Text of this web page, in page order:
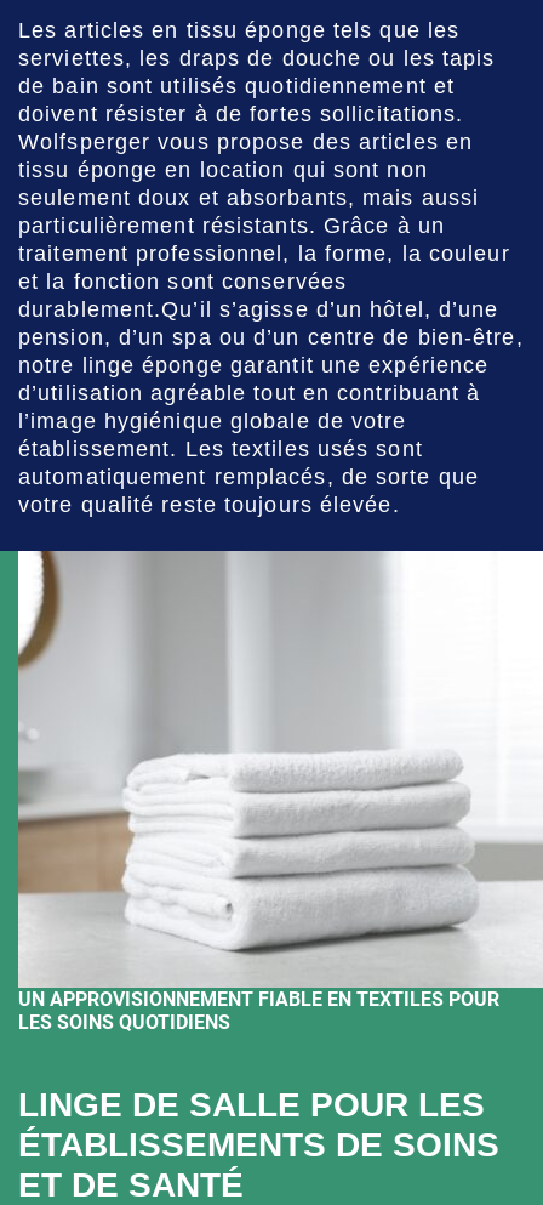
Les articles en tissu éponge tels que les
serviettes, les draps de douche ou les tapis
de bain sont utilisés quotidiennement et
doivent résister à de fortes sollicitations.
Wolfsperger vous propose des articles en
tissu éponge en location qui sont non
seulement doux et absorbants, mais aussi
particulièrement résistants. Grâce à un
traitement professionnel, la forme, la couleur
et la fonction sont conservées
durablement.Qu’il s’agisse d’un hôtel, d’une
pension, d’un spa ou d’un centre de bien-être,
notre linge éponge garantit une expérience
d’utilisation agréable tout en contribuant à
l’image hygiénique globale de votre
établissement. Les textiles usés sont
automatiquement remplacés, de sorte que
votre qualité reste toujours élevée.
UN APPROVISIONNEMENT FIABLE EN TEXTILES POUR
LES SOINS QUOTIDIENS
LINGE DE SALLE POUR LES
ÉTABLISSEMENTS DE SOINS
ET DE SANTÉ